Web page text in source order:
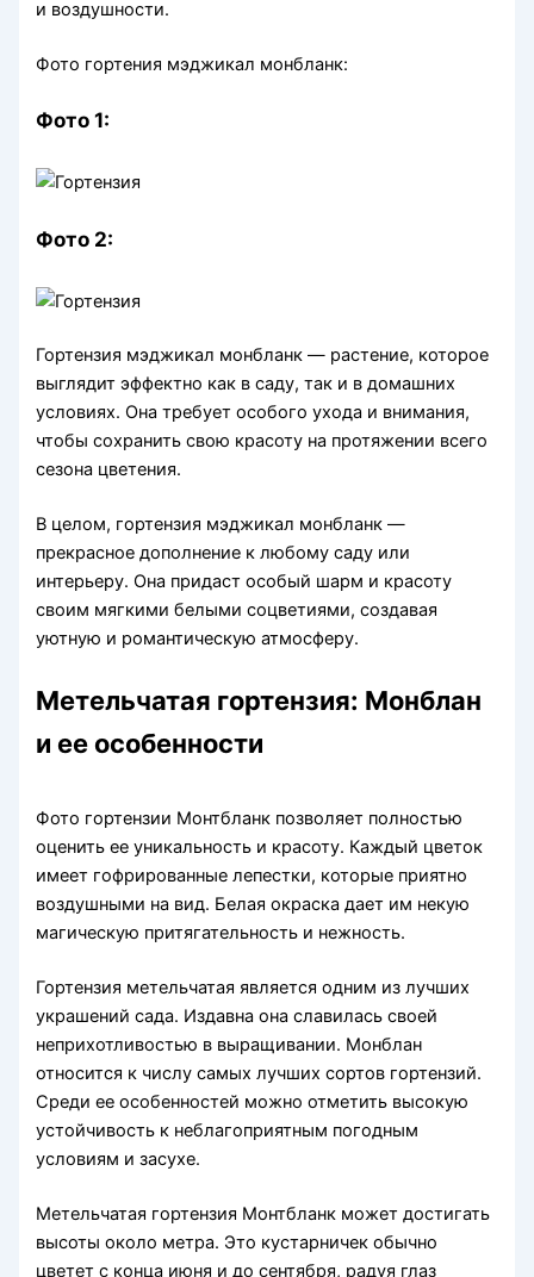
и воздушности.
Фото гортения мэджикал монбланк:
Фото 1:
Фото 2:
Гортензия мэджикал монбланк — растение, которое
выглядит эффектно как в саду, так и в домашних
условиях. Она требует особого ухода и внимания,
чтобы сохранить свою красоту на протяжении всего
сезона цветения.
В целом, гортензия мэджикал монбланк —
прекрасное дополнение к любому саду или
интерьеру. Она придаст особый шарм и красоту
своим мягкими белыми соцветиями, создавая
уютную и романтическую атмосферу.
Метельчатая гортензия: Монблан
и ее особенности
Фото гортензии Монтбланк позволяет полностью
оценить ее уникальность и красоту. Каждый цветок
имеет гофрированные лепестки, которые приятно
воздушными на вид. Белая окраска дает им некую
магическую притягательность и нежность.
Гортензия метельчатая является одним из лучших
украшений сада. Издавна она славилась своей
неприхотливостью в выращивании. Монблан
относится к числу самых лучших сортов гортензий.
Среди ее особенностей можно отметить высокую
устойчивость к неблагоприятным погодным
условиям и засухе.
Метельчатая гортензия Монтбланк может достигать
высоты около метра. Это кустарничек обычно
цветет с конца июня и до сентября, радуя глаз